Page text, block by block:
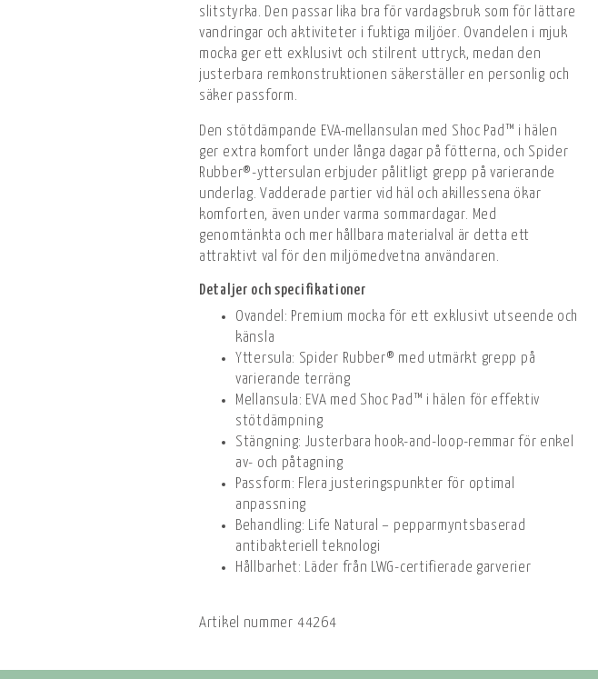
slitstyrka. Den passar lika bra för vardagsbruk som för lättare
vandringar och aktiviteter i fuktiga miljöer. Ovandelen i mjuk
mocka ger ett exklusivt och stilrent uttryck, medan den
justerbara remkonstruktionen säkerställer en personlig och
säker passform.
Den stötdämpande EVA-mellansulan med Shoc Pad™ i hälen
ger extra komfort under långa dagar på fötterna, och Spider
Rubber®-yttersulan erbjuder pålitligt grepp på varierande
underlag. Vadderade partier vid häl och akillessena ökar
komforten, även under varma sommardagar. Med
genomtänkta och mer hållbara materialval är detta ett
attraktivt val för den miljömedvetna användaren.
Detaljer och specifikationer
Ovandel: Premium mocka för ett exklusivt utseende och
känsla
Yttersula: Spider Rubber® med utmärkt grepp på
varierande terräng
Mellansula: EVA med Shoc Pad™ i hälen för effektiv
stötdämpning
Stängning: Justerbara hook-and-loop-remmar för enkel
av- och påtagning
Passform: Flera justeringspunkter för optimal
anpassning
Behandling: Life Natural – pepparmyntsbaserad
antibakteriell teknologi
Hållbarhet: Läder från LWG-certifierade garverier
Artikel nummer 44264